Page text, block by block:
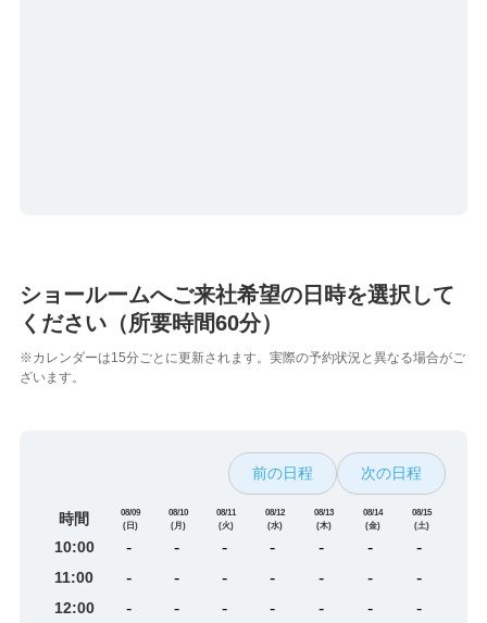
ショールームへご来社希望の日時を選択して
ください（所要時間60分）
※カレンダーは15分ごとに更新されます。実際の予約状況と異なる場合がご
ざいます。
前の日程 次の日程
時間
08/09
(日)
08/10
(月)
08/11
(火)
08/12
(水)
08/13
(木)
08/14
(金)
08/15
(土)
10:00 - - - - - - -
11:00 - - - - - - -
12:00 - - - - - - -